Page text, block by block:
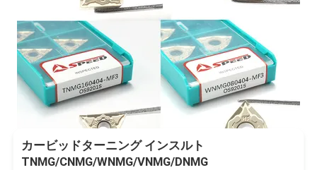
カービッドターニング インスルト
TNMG/CNMG/WNMG/VNMG/DNMG